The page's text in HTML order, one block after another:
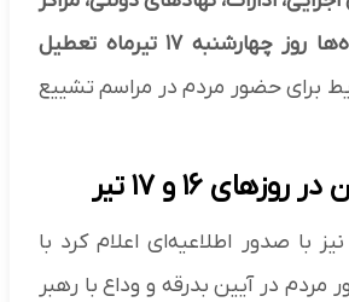
آموزشی و دانشگاه‌ها روز چهارشنبه ۱۷ تیرماه تعطیل
برای حضور مردم در مراسم تشییع
۱۶ و ۱۷ تیر
با صدور اطلاعیه‌ای اعلام کرد با
در آیین بدرقه و وداع با رهبر